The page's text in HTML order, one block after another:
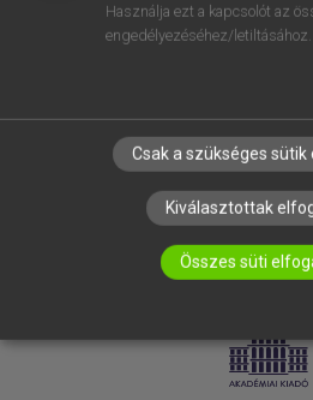
SÜTI
LICENCSZERZŐDÉS
Használja ezt a kapcsolót az
engedélyezéséhez/letiltásához.
Csak a szükséges
Kiválasztottak
Összes süti